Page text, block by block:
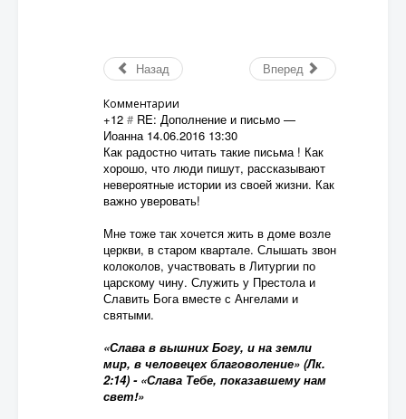
Назад Вперед
Комментарии
+12 # RE: Дополнение и письмо—
Иоанна 14.06.2016 13:30
Как радостно читать такие письма ! Как
хорошо, что люди пишут, рассказывают
невероятные истории из своей жизни. Как
важно уверовать!
Мне тоже так хочется жить в доме возле
церкви, в старом квартале. Слышать звон
колоколов, участвовать в Литургии по
царскому чину. Служить у Престола и
Славить Бога вместе с Ангелами и
святыми.
«Слава в вышних Богу, и на земли
мир, в человецех благоволение» (Лк.
2:14) - «Слава Тебе, показавшему нам
свет!»